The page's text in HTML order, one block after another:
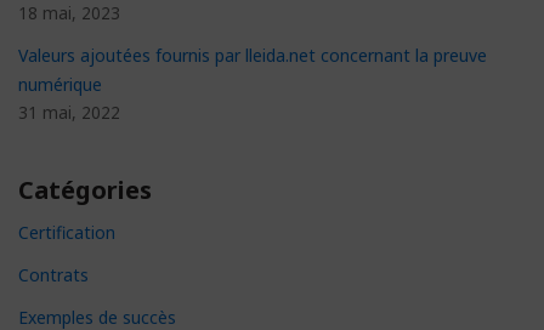
18 mai, 2023
Valeurs ajoutées fournis par lleida.net concernant la preuve
numérique
31 mai, 2022
Catégories
Certification
Contrats
Exemples de succès